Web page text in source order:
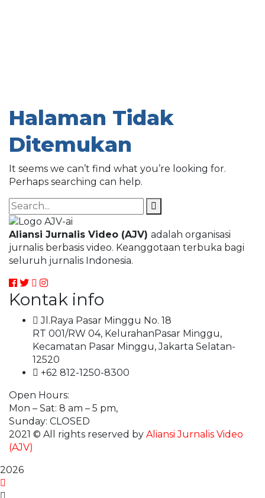
Halaman Tidak
Ditemukan
It seems we can’t find what you’re looking for.
Perhaps searching can help.
Aliansi Jurnalis Video (AJV) adalah organisasi
jurnalis berbasis video. Keanggotaan terbuka bagi
seluruh jurnalis Indonesia.
Kontak info
Jl.Raya Pasar Minggu No. 18
RT 001/RW 04, KelurahanPasar Minggu,
Kecamatan Pasar Minggu, Jakarta Selatan-
12520
+62 812-1250-8300
Open Hours:
Mon – Sat: 8 am – 5 pm,
Sunday: CLOSED
2021 © All rights reserved by Aliansi Jurnalis Video
(AJV)
2026